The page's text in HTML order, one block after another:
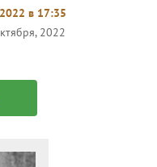
в 17:35
2022